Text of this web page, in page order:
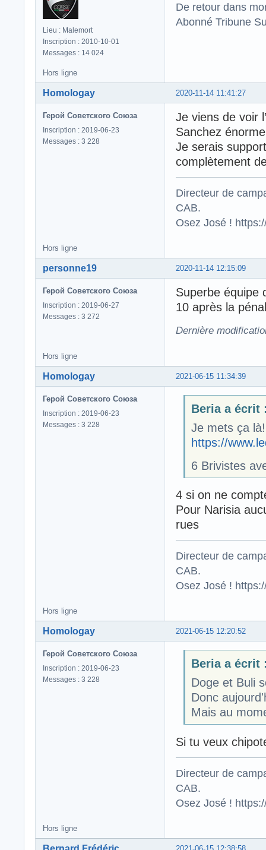
Lieu : Malemort
Inscription : 2010-10-01
Messages : 14 024
De retour dans
Abonné Tribune
Hors ligne
2020-11-14 11:41:27
Homologay
Герой Советского Союза
Inscription : 2019-06-23
Messages : 3 228
Je viens de voir
Sanchez
Je serais
complètement
Directeur de
CAB.
Osez José !
Hors ligne
2020-11-14 12:15:09
personne19
Герой Советского Союза
Inscription : 2019-06-27
Messages : 3 272
Superbe équipe
10 après la
Dernière
Hors ligne
2021-06-15 11:34:39
Homologay
Герой Советского Союза
Inscription : 2019-06-23
Messages : 3 228
Beria a écrit
Je mets ça là!
https://
6 Brivistes
4 si on ne
Pour Narisia
rues
Directeur de
CAB.
Osez José !
Hors ligne
2021-06-15 12:20:52
Homologay
Герой Советского Союза
Inscription : 2019-06-23
Messages : 3 228
Beria a écrit
Doge et Buli
Donc
Mais au
Si tu veux
Directeur de
CAB.
Osez José !
Hors ligne